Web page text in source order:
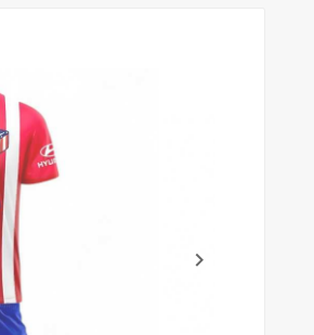
keyboard_arrow_right